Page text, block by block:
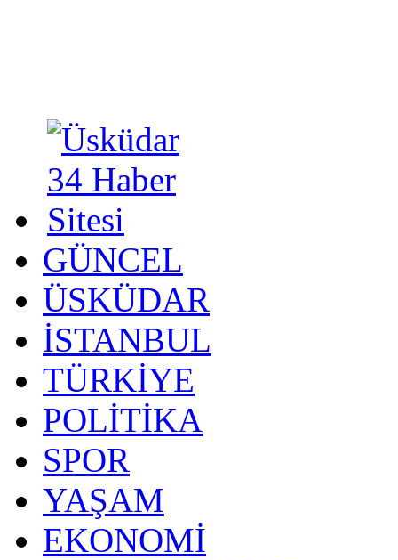
GÜNCEL
ÜSKÜDAR
İSTANBUL
TÜRKİYE
POLİTİKA
SPOR
YAŞAM
EKONOMİ